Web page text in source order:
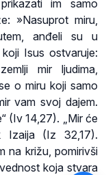
im samo
»Nasuprot miru,
anđeli su u
Isus ostvaruje:
mir ljudima,
o miru koji samo
vam svoj dajem.
(Iv 14,27). „Mir će
Izaija (Iz 32,17).
na križu, pomirivši
koja stvara